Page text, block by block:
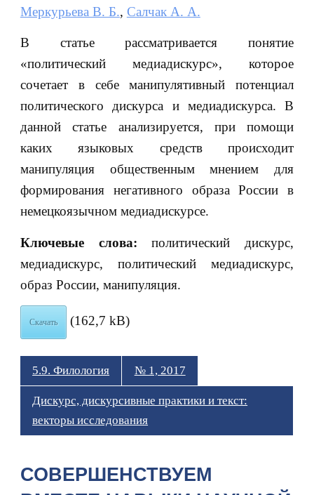
Меркурьева В. Б., Салчак А. А.
В статье рассматривается понятие
«политический медиадискурс», которое
сочетает в себе манипулятивный потенциал
политического дискурса и медиадискурса. В
данной статье анализируется, при помощи
каких языковых средств происходит
манипуляция общественным мнением для
формирования негативного образа России в
немецкоязычном медиадискурсе.
Ключевые слова: политический дискурс,
медиадискурс, политический медиадискурс,
образ России, манипуляция.
Скачать (162,7 kB)
5.9. Филология № 1, 2017
Дискурс, дискурсивные практики и текст:
векторы исследования
СОВЕРШЕНСТВУЕМ